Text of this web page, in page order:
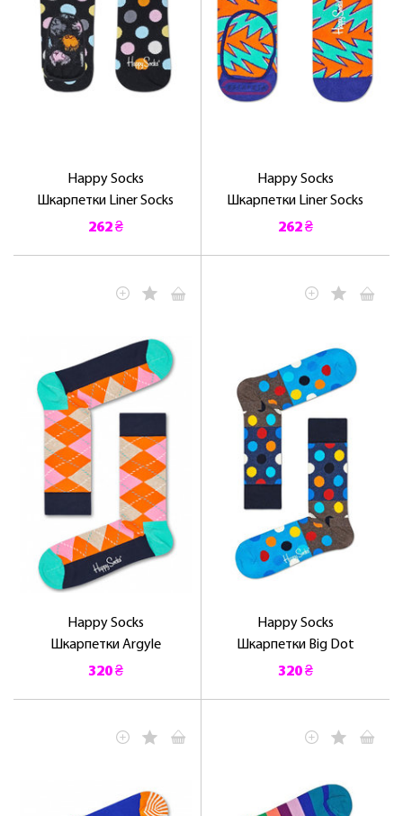
Happy Socks
Шкарпетки Liner Socks
262 ₴
Happy Socks
Шкарпетки Liner Socks
262 ₴
Happy Socks
Шкарпетки Argyle
320 ₴
Happy Socks
Шкарпетки Big Dot
320 ₴